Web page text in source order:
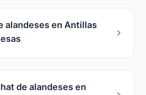
alandeses en Antillas
de alandeses en